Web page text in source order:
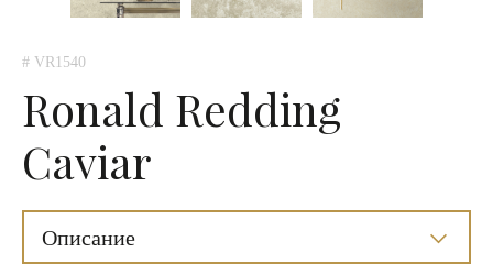
# VR1540
Ronald Redding
Caviar
Описание